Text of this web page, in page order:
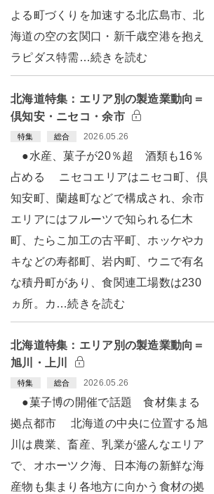
よる町づくりを加速する北広島市、北
海道の空の玄関口・新千歳空港を抱え
ラピダス特需…続きを読む
北海道特集：エリア別の製造業動向＝
倶知安・ニセコ・余市
特集 総合 2026.05.26
●水産、菓子が20％超 酒類も16％
占める ニセコエリアはニセコ町、倶
知安町、蘭越町などで構成され、余市
エリアにはフルーツで知られる仁木
町、たらこ加工の古平町、ホッケやカ
キなどの寿都町、岩内町、ウニで有名
な積丹町があり、食関連工場数は230
ヵ所。カ…続きを読む
北海道特集：エリア別の製造業動向＝
旭川・上川
特集 総合 2026.05.26
●菓子博の開催で話題 食材集まる
拠点都市 北海道の中央に位置する旭
川は農業、畜産、乳業が盛んなエリア
で、オホーツク海、日本海の新鮮な海
産物も集まり各地方に向かう食材の拠